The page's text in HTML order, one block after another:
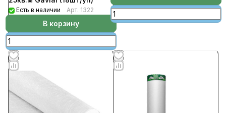
Есть в наличии Арт. 1322
В корзину